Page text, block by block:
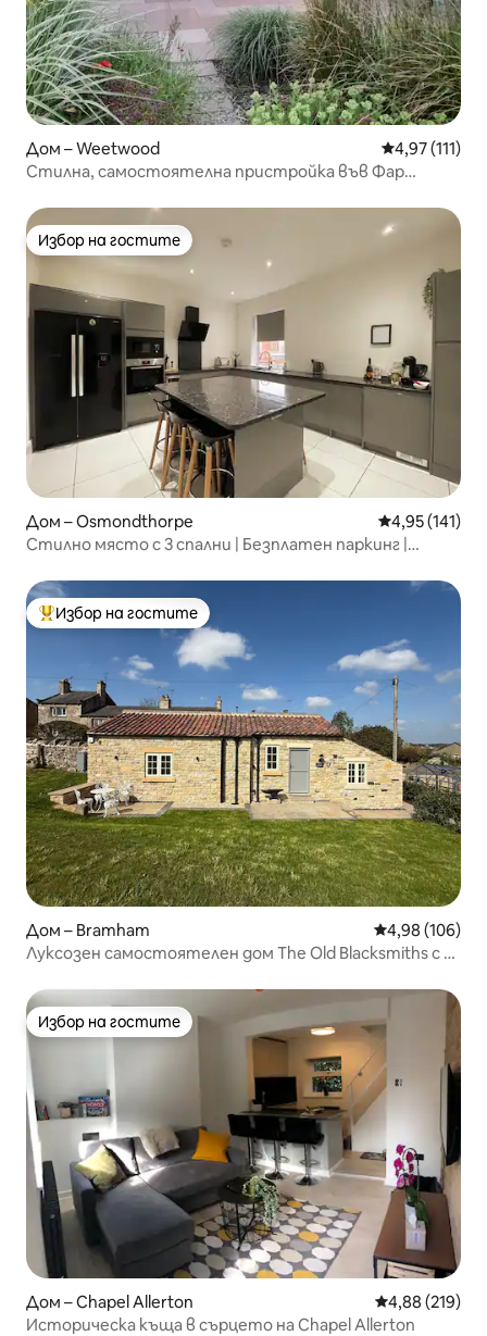
Дом – Weetwood Средна
4,97 (111)
Стилна, самостоятелна пристройка във Фар
Избор на гостите
Избор на гостите
Дом – Osmondthorpe Средна
4,95 (141)
Стилно място с 3 спални | Безплатен паркинг |
Най-популярен избор на гостите
Избор на гостите
Дом – Bramham Средна
4,98 (106)
Луксозен самостоятелен дом The Old Blacksmiths с 2
Избор на гостите
Избор на гостите
Дом – Chapel Allerton Средна
4,88 (219)
Историческа къща в сърцето на Chapel Allerton